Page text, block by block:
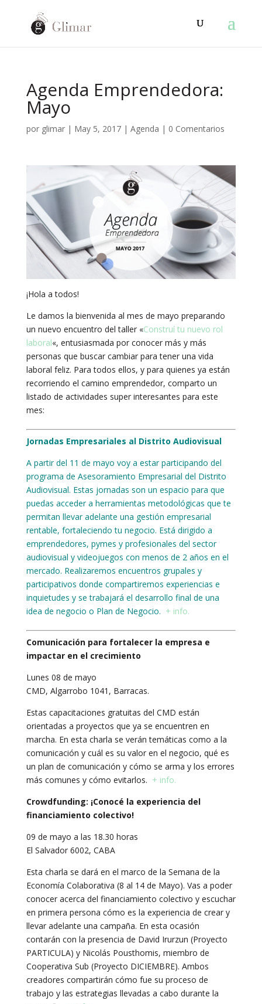
Agenda Emprendedora:
Mayo
por glimar| May 5, 2017| Agenda | 0 Comentarios
¡Hola a todos!
Le damos la bienvenida al mes de mayo preparando
un nuevo encuentro del taller «Construí tu nuevo rol
laboral«, entusiasmada por conocer más y más
personas que buscar cambiar para tener una vida
laboral feliz. Para todos ellos, y para quienes ya están
recorriendo el camino emprendedor, comparto un
listado de actividades super interesantes para este
mes:
Jornadas Empresariales al Distrito Audiovisual
A partir del 11 de mayo voy a estar participando del
programa de Asesoramiento Empresarial del Distrito
Audiovisual. Estas jornadas son un espacio para que
puedas acceder a herramientas metodológicas que te
permitan llevar adelante una gestión empresarial
rentable, fortaleciendo tu negocio. Está dirigido a
emprendedores, pymes y profesionales del sector
audiovisual y videojuegos con menos de 2 años en el
mercado. Realizaremos encuentros grupales y
participativos donde compartiremos experiencias e
inquietudes y se trabajará el desarrollo final de una
idea de negocio o Plan de Negocio. + info.
Comunicación para fortalecer la empresa e
impactar en el crecimiento
Lunes 08 de mayo
CMD, Algarrobo 1041, Barracas.
Estas capacitaciones gratuitas del CMD están
orientadas a proyectos que ya se encuentren en
marcha. En esta charla se verán temáticas como a la
comunicación y cuál es su valor en el negocio, qué es
un plan de comunicación y cómo se arma y los errores
más comunes y cómo evitarlos. + info.
Crowdfunding: ¡Conocé la experiencia del
financiamiento colectivo!
09 de mayo a las 18.30 horas
El Salvador 6002, CABA
Esta charla se dará en el marco de la Semana de la
Economía Colaborativa (8 al 14 de Mayo). Vas a poder
conocer acerca del financiamiento colectivo y escuchar
en primera persona cómo es la experiencia de crear y
llevar adelante una campaña. En esta ocasión
contarán con la presencia de David Irurzun (Proyecto
PARTICULA) y Nicolás Pousthomis, miembro de
Cooperativa Sub (Proyecto DICIEMBRE). Ambos
creadores compartirán cómo fue su proceso de
trabajo y las estrategias llevadas a cabo durante la